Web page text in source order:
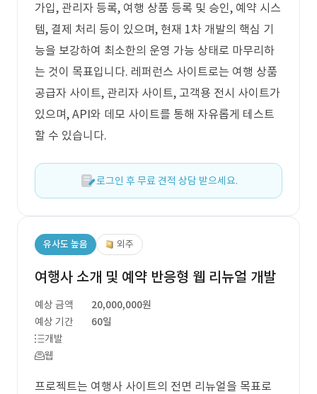
가입, 관리자 등록, 여행 상품 등록 및 승인, 예약 시스
템, 결제 처리 등이 있으며, 현재 1차 개발의 핵심 기
능을 보강하여 최소한의 운영 가능 상태로 마무리하
는 것이 목표입니다. 레퍼런스 사이트로는 여행 상품
공급자 사이트, 관리자 사이트, 고객용 전시 사이트가
있으며, API와 데모 사이트를 통해 자유롭게 테스트
할 수 있습니다.
로그인 후 무료 견적 상담 받으세요.
유사도 높음 외주
여행사 소개 및 예약 반응형 웹 리뉴얼 개발
예상 금액
20,000,000원
예상 기간
60일
개발
웹
프로젝트는 여행사 사이트의 전면 리뉴얼을 목표로